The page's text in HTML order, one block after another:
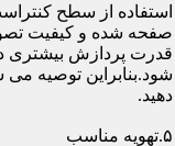
صفحه شده و کیفیت
قدرت پردازش بیشتری
شود.بنابراین توصیه
دهید.
۵.تهویه مناسب